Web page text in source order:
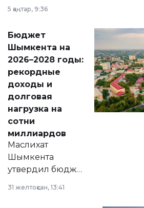
принести
народу
Венесуэлы.
5 қаңтар, 9:36
Бюджет
Шымкента на
2026–2028 годы:
рекордные
доходы и
долговая
нагрузка на
сотни
миллиардов
Маслихат
Шымкента
утвердил бюджет
2028 годы.
31 желтоқсан, 13:41